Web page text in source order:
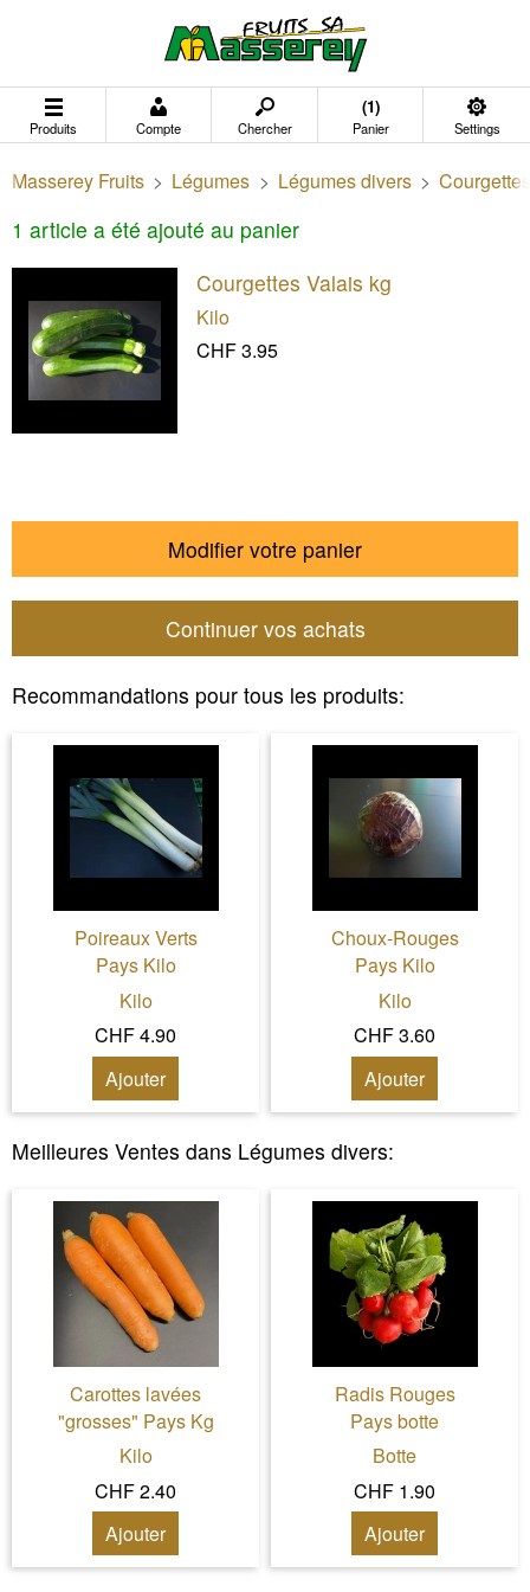
Produits Compte Chercher
(1)
Panier Settings
Masserey Fruits > Légumes > Légumes divers >
1 article a été ajouté au panier
Courgettes Valais kg
Kilo
CHF 3.95
Modifier votre panier
Continuer vos achats
Recommandations pour tous les produits:
Poireaux Verts
Pays Kilo
Kilo
CHF 4.90
Ajouter
Choux-Rouges
Pays Kilo
Kilo
CHF 3.60
Ajouter
Meilleures Ventes dans Légumes divers:
Carottes lavées
"grosses" Pays Kg
Kilo
CHF 2.40
Ajouter
Radis Rouges
Pays botte
Botte
CHF 1.90
Ajouter